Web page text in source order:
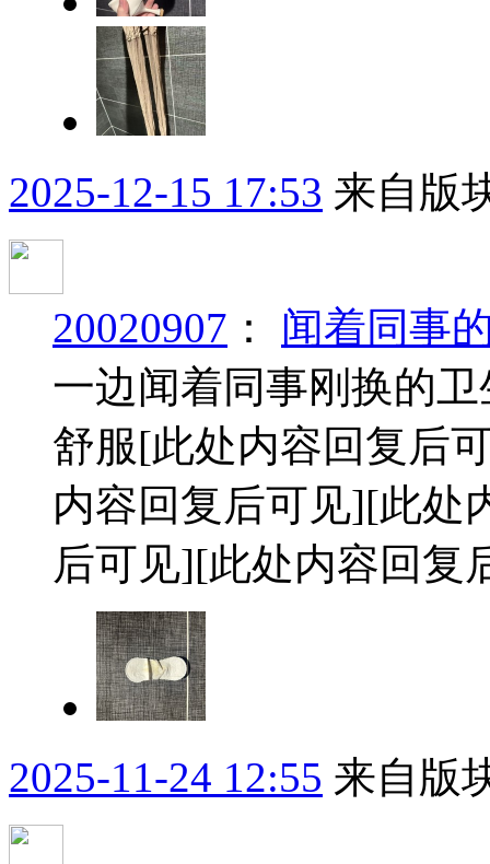
2025-12-15 17:53 来自版
20020907 ： 闻着同事
一边闻着同事刚换的
舒服[此处内容回复后
内容回复后可见][此处
后可见][此处内容回复
2025-11-24 12:55 来自版